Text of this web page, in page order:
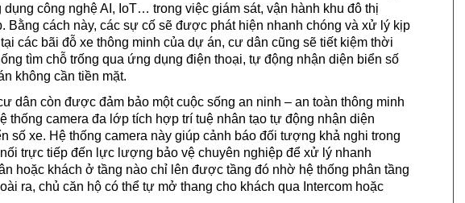
dụng công nghệ AI, IoT… trong việc giám sát, vận hành khu đô thị
Bằng cách này, các sự cố sẽ được phát hiện nhanh chóng và xử lý kịp
các bãi đỗ xe thông minh của dự án, cư dân cũng sẽ tiết kiệm thời
tìm chỗ trống qua ứng dụng điện thoại, tự động nhận diện biển số
không cần tiền mặt.
dân còn được đảm bảo một cuộc sống an ninh – an toàn thông minh
thống camera đa lớp tích hợp trí tuệ nhân tạo tự động nhận diện
số xe. Hệ thống camera này giúp cảnh báo đối tượng khả nghi trong
trực tiếp đến lực lượng bảo vệ chuyên nghiệp để xử lý nhanh
hoặc khách ở tầng nào chỉ lên được tầng đó nhờ hệ thống phân tầng
ra, chủ căn hộ có thể tự mở thang cho khách qua Intercom hoặc